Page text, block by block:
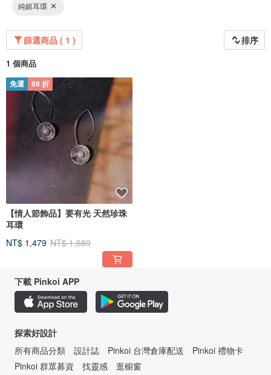
純銀耳環
篩選商品 ( 1 ) 排序
1 個商品
免運 88 折
【情人節飾品】要有光 天然珍珠
耳環
NT$ 1,479 NT$ 1,680
下載 Pinkoi APP
探索好設計
所有商品分類
設計誌 Pinkoi 台灣倉庫配送
Pinkoi 禮物卡
Pinkoi 群眾募資
找靈感 逛櫥窗